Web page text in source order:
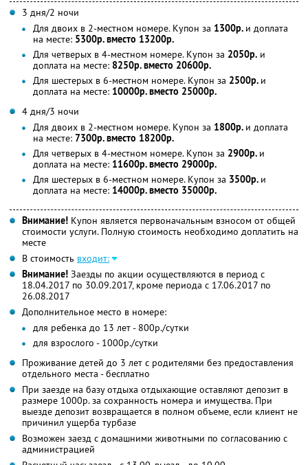
3 дня/2 ночи
Для двоих в 2-местном номере. Купон за 1300р. и доплата
на месте: 5300р. вместо 13200р.
Для четверых в 4-местном номере. Купон за 2050р. и
доплата на месте: 8250р. вместо 20600р.
Для шестерых в 6-местном номере. Купон за 2500р. и
доплата на месте: 10000р. вместо 25000р.
4 дня/3 ночи
Для двоих в 2-местном номере. Купон за 1800р. и доплата
на месте: 7300р. вместо 18200р.
Для четверых в 4-местном номере. Купон за 2900р. и
доплата на месте: 11600р. вместо 29000р.
Для шестерых в 6-местном номере. Купон за 3500р. и
доплата на месте: 14000р. вместо 35000р.
Внимание! Купон является первоначальным взносом от общей
стоимости услуги. Полную стоимость необходимо доплатить на
месте
В стоимость входит:
Внимание! Заезды по акции осуществляются в период с
18.04.2017 по 30.09.2017, кроме периода с 17.06.2017 по
26.08.2017
Дополнительное место в номере:
для ребенка до 13 лет - 800р./сутки
для взрослого - 1000р./сутки
Проживание детей до 3 лет с родителями без предоставления
отдельного места - бесплатно
При заезде на базу отдыха отдыхающие оставляют депозит в
размере 1000р. за сохранность номера и имущества. При
выезде депозит возвращается в полном объеме, если клиент не
причинил ущерба турбазе
Возможен заезд с домашними животными по согласованию с
администрацией